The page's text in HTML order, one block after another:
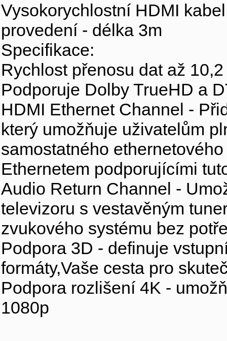
Vysokorychlostní HDMI
provedení - délka 3m
Specifikace:
Rychlost přenosu dat až
Podporuje Dolby TrueHD a
HDMI Ethernet Channel -
který umožňuje uživatelům
samostatného
Ethernetem podporujícími
Audio Return Channel -
televizoru s vestavěným
zvukového systému bez
Podpora 3D - definuje
formáty,Vaše cesta pro
Podpora rozlišení 4K -
1080p